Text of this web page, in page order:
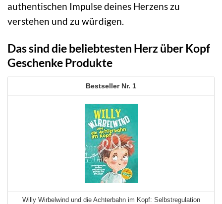
authentischen Impulse deines Herzens zu
verstehen und zu würdigen.
Das sind die beliebtesten Herz über Kopf
Geschenke Produkte
1
Willy Wirbelwind und die Achterbahn im Kopf: Selbstregulation